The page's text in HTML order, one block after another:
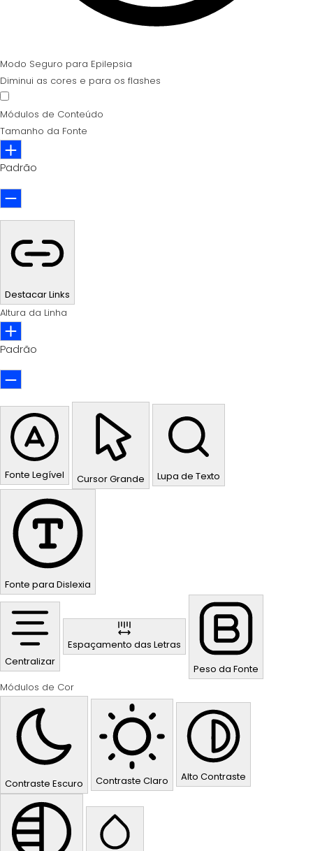
Modo Seguro para Epilepsia
Diminui as cores e para os flashes
Módulos de Conteúdo
Tamanho da Fonte
Padrão
Destacar Links
Altura da Linha
Padrão
Fonte Legível Cursor Grande Lupa de Texto
Fonte para Dislexia
Centralizar
Espaçamento das Letras
Peso da Fonte
Módulos de Cor
Contraste Escuro Contraste Claro Alto Contraste